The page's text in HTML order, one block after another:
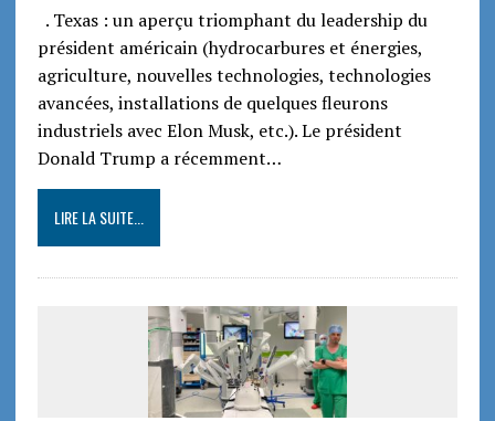
. Texas : un aperçu triomphant du leadership du
président américain (hydrocarbures et énergies,
agriculture, nouvelles technologies, technologies
avancées, installations de quelques fleurons
industriels avec Elon Musk, etc.). Le président
Donald Trump a récemment…
LIRE LA SUITE...